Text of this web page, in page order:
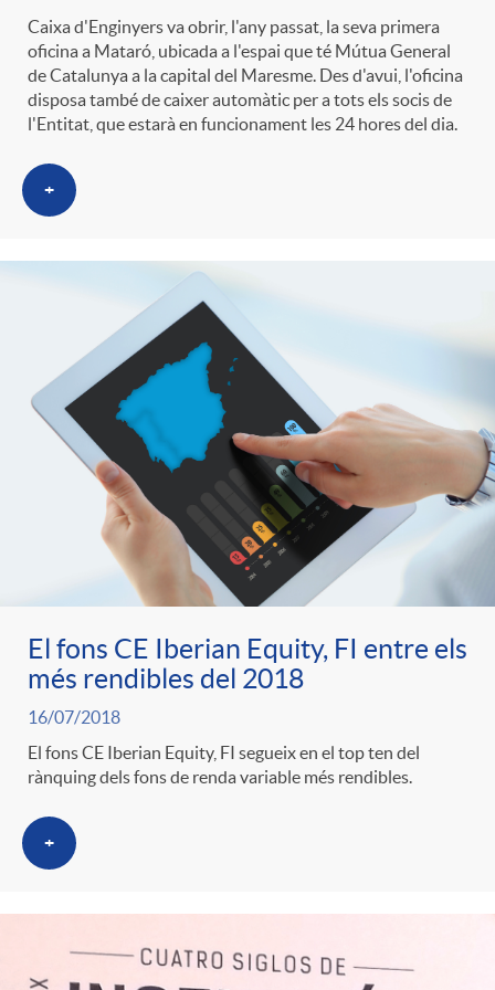
g
o
r
s
Caixa d'Enginyers va obrir, l'any passat, la seva primera
oficina a Mataró, ubicada a l'espai que té Mútua General
de Catalunya a la capital del Maresme. Des d'avui, l'oficina
disposa també de caixer automàtic per a tots els socis de
l'Entitat, que estarà en funcionament les 24 hores del dia.
+
El fons CE Iberian Equity, FI entre els
més rendibles del 2018
16/07/2018
El fons CE Iberian Equity, FI segueix en el top ten del
rànquing dels fons de renda variable més rendibles.
+